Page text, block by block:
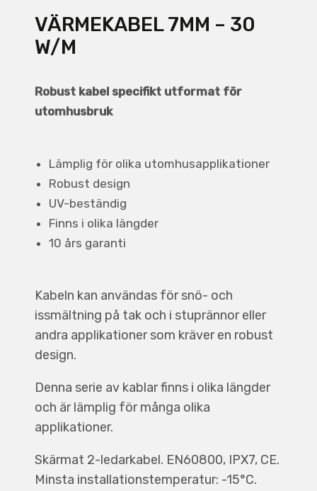
VÄRMEKABEL 7MM – 30
W/M
Robust kabel specifikt utformat för
utomhusbruk
Lämplig för olika utomhusapplikationer
Robust design
UV-beständig
Finns i olika längder
10 års garanti
Kabeln kan användas för snö- och
issmältning på tak och i stuprännor eller
andra applikationer som kräver en robust
design.
Denna serie av kablar finns i olika längder
och är lämplig för många olika
applikationer.
Skärmat 2-ledarkabel. EN60800, IPX7, CE.
Minsta installations­temperatur: -15°C.